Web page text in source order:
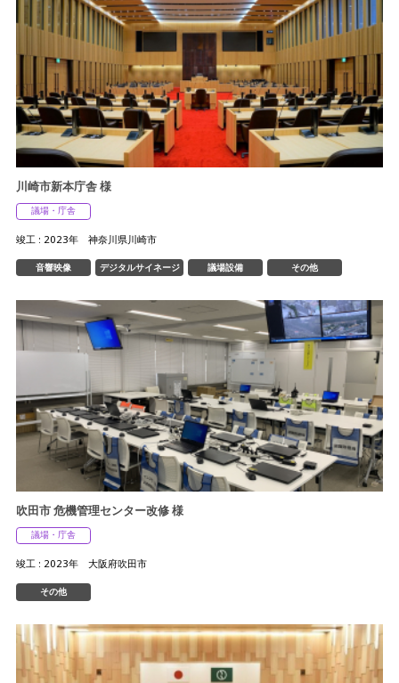
川崎市新本庁舎 様
議場・庁舎
竣工 : 2023年 神奈川県川崎市
音響映像 デジタルサイネージ 議場設備 その他
吹田市 危機管理センター改修 様
議場・庁舎
竣工 : 2023年 大阪府吹田市
その他